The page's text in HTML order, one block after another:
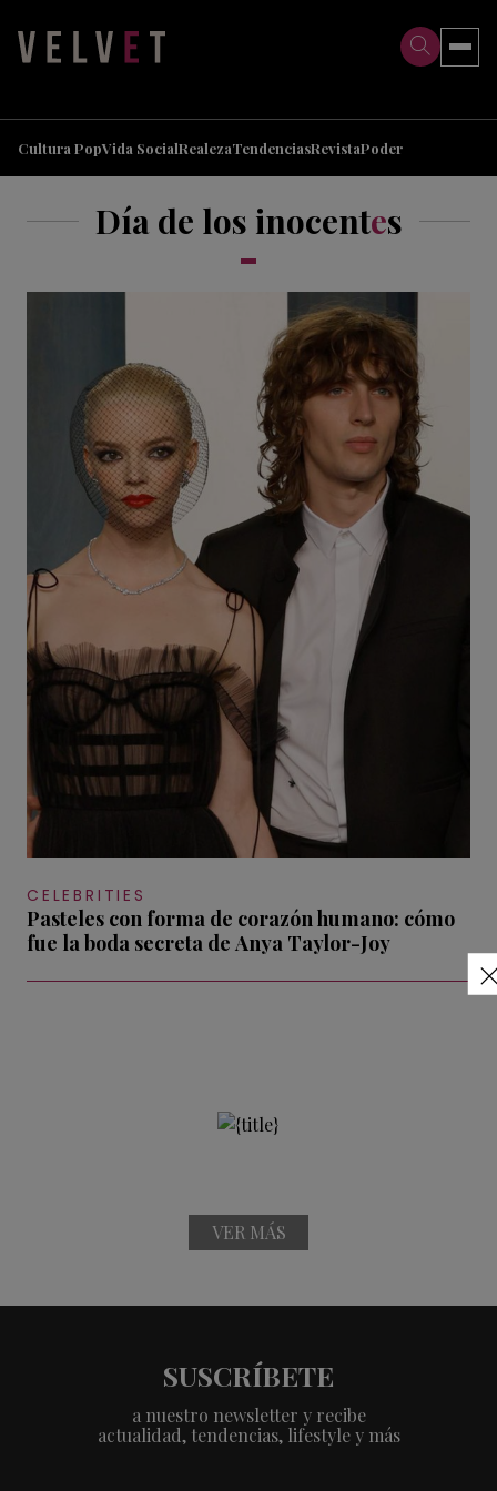
Cultura PopVida SocialRealezaTendenciasRevistaPoder
Día de los inocentes
CELEBRITIES
Pasteles con forma de corazón humano: cómo
fue la boda secreta de Anya Taylor-Joy
VER MÁS
SUSCRÍBETE
a nuestro newsletter y recibe
actualidad, tendencias, lifestyle y más